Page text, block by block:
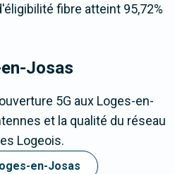
fibre atteint 95,72%
Josas
5G aux Loges-en-
et la qualité du réseau
Logeois.
en-Josas